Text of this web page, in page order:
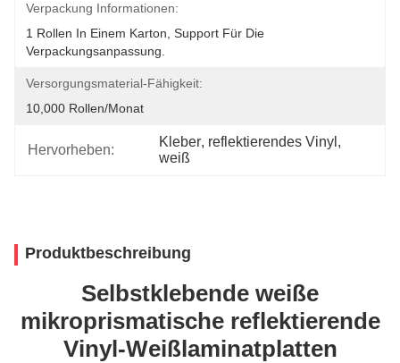
Verpackung Informationen:
1 Rollen In Einem Karton, Support Für Die
Verpackungsanpassung.
Versorgungsmaterial-Fähigkeit:
10,000 Rollen/Monat
Hervorheben:
Kleber, reflektierendes Vinyl ,
weiß
Produktbeschreibung
Selbstklebende weiße
mikroprismatische reflektierende
Vinyl-Weißlaminatplatten